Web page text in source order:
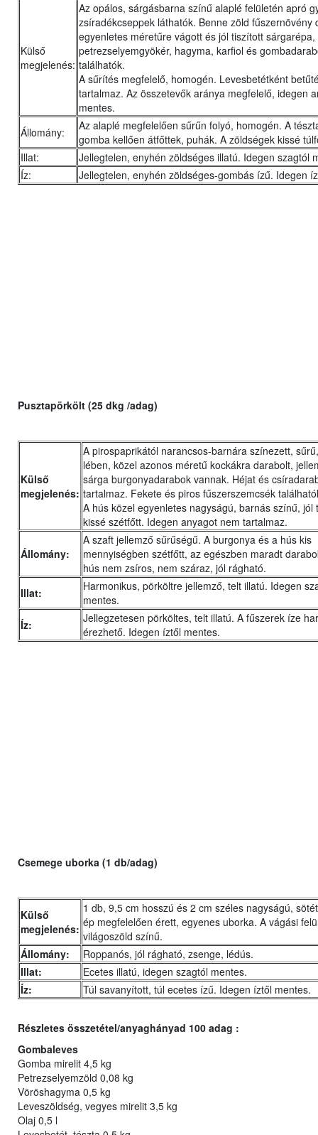
Külső
megjelenés:
Az opálos, sárgásbarna színű alaplé felületén apró
zsíradékcseppek láthatók. Benne zöld fűszernövény
egyenletes méretűre vágott és jól tiszított sárgarépa,
petrezselyemgyökér, hagyma, karfiol és
találhatók.
A sűrítés megfelelő, homogén. Levesbetétként
tartalmaz. Az összetevők aránya megfelelő, idegen
mentes.
Állomány:
Az alaplé megfelelően sűrűn folyó, homogén. A
gomba kellően átfőttek, puhák. A zöldségek kissé
Illat:
Jellegtelen, enyhén zöldséges illatú. Idegen szagtól
Íz:
Jellegtelen, enyhén zöldséges-gombás ízű. Idegen
Pusztapörkölt (25 dkg /adag)
Külső
megjelenés:
A pirospaprikától narancsos-barnára színezett,
lében, közel azonos méretű kockákra darabolt,
sárga burgonyadarabok vannak. Héjat és
tartalmaz. Fekete és piros fűszerszemcsék
A hús közel egyenletes nagyságú, barnás színű, jól
kissé szétfőtt. Idegen anyagot nem tartalmaz.
Állomány:
A szaft jellemző sűrűségű. A burgonya és a hús kis
mennyiségben szétfőtt, az egészben maradt
hús nem zsíros, nem száraz, jól rágható.
Illat:
Harmonikus, pörköltre jellemző, telt illatú. Idegen
mentes.
Íz:
Jellegzetesen pörköltes, telt illatú. A fűszerek íze
érezhető. Idegen íztől mentes.
Csemege uborka (1 db/adag)
Külső
megjelenés:
1 db, 9,5 cm hosszú és 2 cm széles nagyságú,
ép megfelelően érett, egyenes uborka. A vágási
világoszöld színű.
Állomány:
Roppanós, jól rágható, zsenge, lédús.
Illat:
Ecetes illatú, idegen szagtól mentes.
Íz:
Túl savanyított, túl ecetes ízű. Idegen íztől mentes.
Részletes összetétel/anyaghányad 100 adag :
Gombaleves
Gomba mirelit 4,5 kg
Petrezselyemzöld 0,08 kg
Vöröshagyma 0,5 kg
Leveszöldség, vegyes mirelit 3,5 kg
Olaj 0,5 l